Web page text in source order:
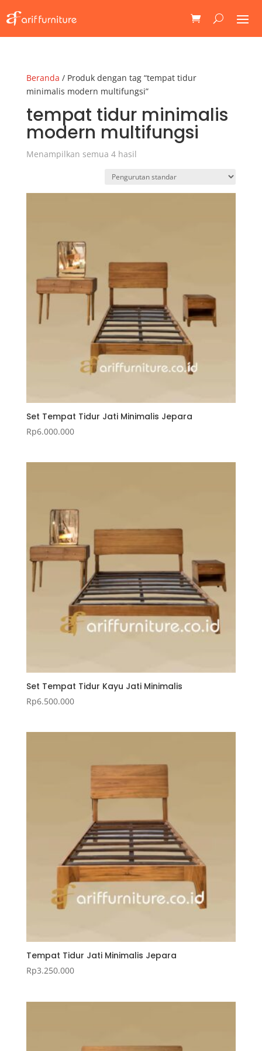
Beranda / Produk dengan tag “tempat tidur
minimalis modern multifungsi”
tempat tidur minimalis
modern multifungsi
Menampilkan semua 4 hasil
Set Tempat Tidur Jati Minimalis Jepara
Rp6.000.000
Set Tempat Tidur Kayu Jati Minimalis
Rp6.500.000
Tempat Tidur Jati Minimalis Jepara
Rp3.250.000